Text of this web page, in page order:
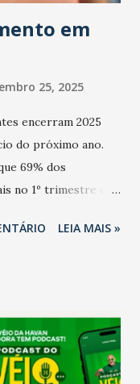
em
25, 2025
encerram 2025
do próximo ano.
69% dos
no 1º trimestre de
56% também
pagamento do 13º
já que o
dos anos recentes.
LEIA MAIS »